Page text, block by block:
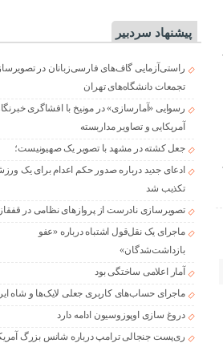
پیشنهاد سردبیر
راستی‌آزمایی گاف‌های فارسی‌زبانان در
تجمعات دانشگاه‌های تهران
رسوایی «آمارسازی» در مونیخ با افشاگری
آمریکایی و تصاویر مداربسته
جعل کشته در مشهد با تصویر یک صهیونیست؛
ادعای جدید درباره صدور حکم اعدام برای یک
تکذیب شد
تصویرسازی نادرست از پروازهای نظامی در قفقاز
ماجرای یک نقل‌قول اشتباه درباره «عفو
بازداشت‌شدگان»
آمار اعلامی ساختگی بود
ماجرای حساب‌های کاربری جعلی لایک‌ها و شاه
دروغ سازی اوپوزوسیون ادامه دارد
ری‌پست جنجالی ترامپ درباره شانس بزرگ